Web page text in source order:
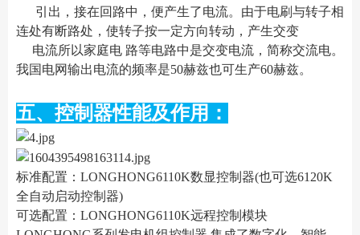
引出，接在回路中，便产生了电流。由于电刷与转子相
连处有断路处，使转子按一定方向转动，产生交变
电流所以家庭电 路等电路中是交变电流，简称交流电。
我国电网输出电流的频率是50赫兹也可生产60赫兹。
五、控制器性能及作用：
标准配置：LONGHONG6110K数显控制器(也可选6120K
全自动启动控制器)
可选配置：LONGHONG6110K远程控制模块